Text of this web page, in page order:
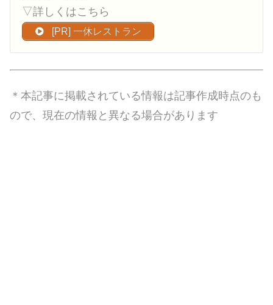
▽詳しくはこちら
[PR] 一休レストラン
＊本記事に掲載されている情報は記事作成時点のも
ので、現在の情報と異なる場合があります